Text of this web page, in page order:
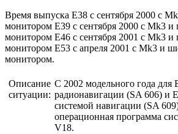
Время выпуска E38 с сентября 2000 с
монитором E39 с сентября 2000 с Mk3
монитором E46 с сентября 2001 с Mk3
монитором E53 с апреля 2001 с Mk3 и
монитором.
Описание
ситуации:
С 2002 модельного года для
радионавигации (SA 606) и
системой навигации (SA
операционная программа
V18.